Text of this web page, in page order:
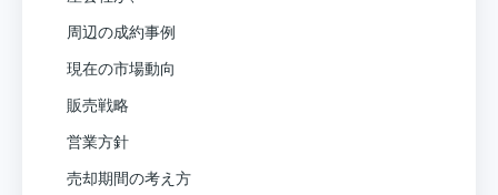
周辺の成約事例
現在の市場動向
販売戦略
営業方針
売却期間の考え方